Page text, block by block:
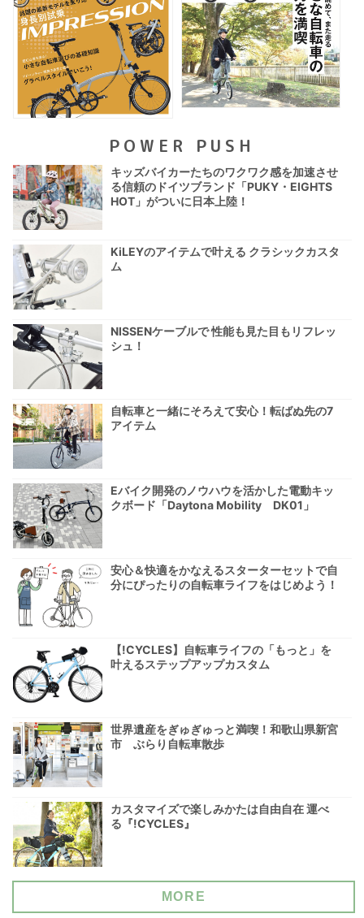
POWER PUSH
キッズバイカーたちのワクワク感を加速させ
る信頼のドイツブランド「PUKY・EIGHTS
HOT」がついに日本上陸！
KiLEYのアイテムで叶える クラシックカスタ
ム
NISSENケーブルで 性能も見た目もリフレッ
シュ！
自転車と一緒にそろえて安心！転ばぬ先の7
アイテム
Eバイク開発のノウハウを活かした電動キッ
クボード「Daytona Mobility DK01」
安心＆快適をかなえるスターターセットで自
分にぴったりの自転車ライフをはじめよう！
【!CYCLES】自転車ライフの「もっと」を
叶えるステップアップカスタム
世界遺産をぎゅぎゅっと満喫！和歌山県新宮
市 ぶらり自転車散歩
カスタマイズで楽しみかたは自由自在 運べ
る『!CYCLES』
MORE